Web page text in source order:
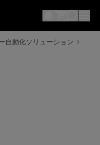
自動化ソリューション